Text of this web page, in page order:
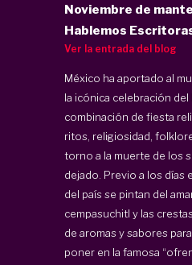
Noviembre de
Hablemos
Ver la entrada del blog
México ha aportado al
la icónica celebración del
combinación de fiesta
ritos, religiosidad,
torno a la muerte de los
dejado. Previo a los días
del país se pintan del
cempasuchitl y las
de aromas y sabores
poner en la famosa